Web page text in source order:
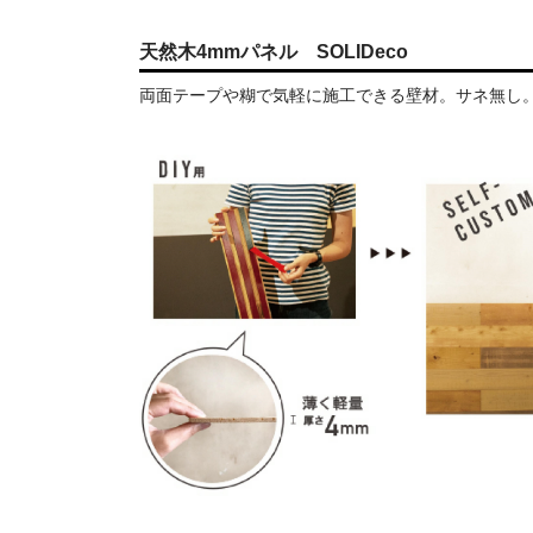
天然木4mmパネル SOLIDeco
両面テープや糊で気軽に施工できる壁材。サネ無し